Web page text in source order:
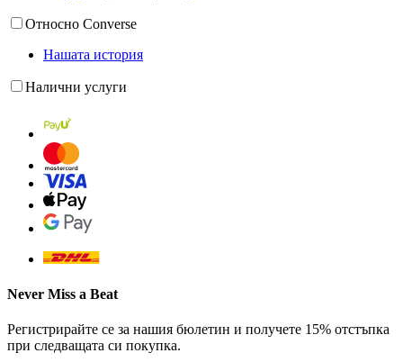
Относно Converse
Нашата история
Налични услуги
Never Miss a Beat
Регистрирайте се за нашия бюлетин и получете 15% отстъпка
при следващата си покупка.